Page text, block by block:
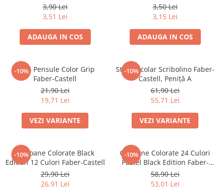
Tempera și Guașe
Tăiere și lipire
Foarfeci
Lipici
3,90 Lei
3,51 Lei
ADAUGA IN COS
3,50 Lei
3,15 Lei
ADAUGA IN COS
-10%
Set 4 Pensule Color Grip
Faber-Castell
21,90 Lei
19,71 Lei
VEZI VARIANTE
-10%
Stilou Școlar Scribolino Faber-
Castell, Peniță A
61,90 Lei
55,71 Lei
VEZI VARIANTE
-10%
Creioane Colorate Black
Edition 12 Culori Faber-Castell
29,90 Lei
26,91 Lei
-10%
Creioane Colorate 24 Culori
Pastel Black Edition Faber-
Castell
58,90 Lei
53,01 Lei